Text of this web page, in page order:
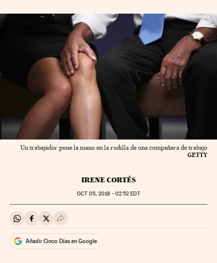
Un trabajador pone la mano en la rodilla de una compañera de trabajo
GETTY
IRENE CORTÉS
OCT05, 2018 - 02:52 EDT
Compartir en Whatsapp
Compartir en Facebook
Compartir en Twitter
Desplegar Redes Sociales
Añadir Cinco Días en Google